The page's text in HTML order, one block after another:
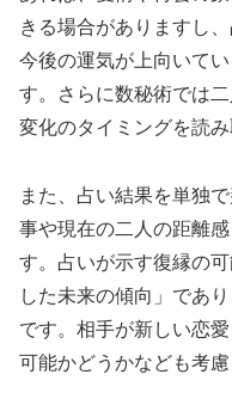
きる場合がありますし
今後の運気が上向いて
す。さらに数秘術では
変化のタイミングを読み
また、占い結果を単独
事や現在の二人の距離
す。占いが示す復縁の
した未来の傾向」であ
です。相手が新しい恋
可能かどうかなども考